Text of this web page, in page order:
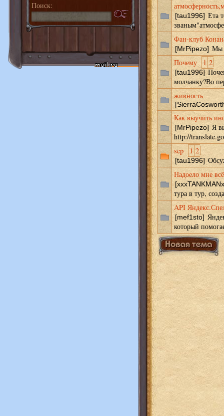
Поиск:
[tau1996] Ета
Фан-клуб
[MrPipezo] Мы
Почему
1 2
[tau1996]
молчанку?Во
живность
Как выучить
[MrPipezo] Я
http://
scp
1 2
[tau1996]
Надоело мне
тура в тур,
API
[mef1sto]
который